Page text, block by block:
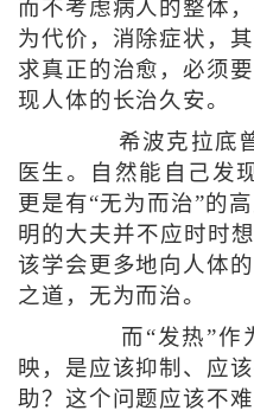
而不考虑病人的整体
为代价，消除症状，
求真正的治愈，必须
现人体的长治久安。
希波克拉底
医生。自然能自己发
更是有“无为而治”的
明的大夫并不应时时
该学会更多地向人体
之道，无为而治。
而“发热”作
映，是应该抑制、应
助？这个问题应该不难